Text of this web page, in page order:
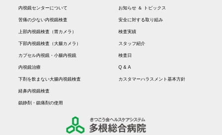
内視鏡センターについて
苦痛の少ない内視鏡検査
上部内視鏡検査（胃カメラ）
下部内視鏡検査（大腸カメラ）
カプセル内視鏡・小腸内視鏡
内視鏡治療
下剤を飲まない大腸内視鏡検査
経鼻内視鏡検査
鎮静剤・鎮痛剤の使用
お知らせ ＆ トピックス
安全に対する取り組み
検査実績
スタッフ紹介
検査日
Q & A
カスタマーハラスメント基本方針